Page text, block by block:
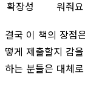
확장성
워줘요
결국 이 책의 장점
떻게 제출할지 감
하는 분들은 대체